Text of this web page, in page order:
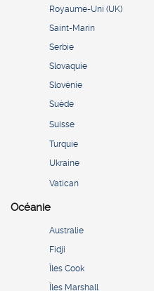
Royaume-Uni (UK)
Saint-Marin
Serbie
Slovaquie
Slovénie
Suède
Suisse
Turquie
Ukraine
Vatican
Océanie
Australie
Fidji
Îles Cook
Îles Marshall